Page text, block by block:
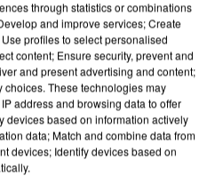
through statistics or combinations
and improve services; Create
profiles to select personalised
content; Ensure security, prevent and
and present advertising and content;
These technologies may
address and browsing data to offer
devices based on information actively
data; Match and combine data from
devices; Identify devices based on